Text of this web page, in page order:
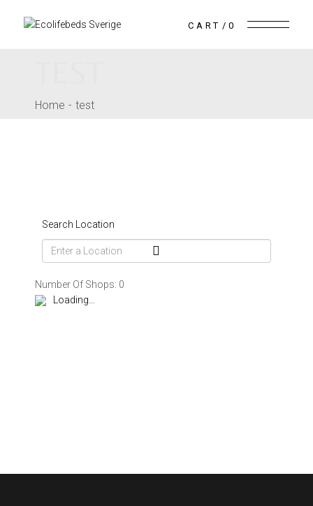
CART 0
Home test
Search Location
Number Of Shops: 0
Loading…